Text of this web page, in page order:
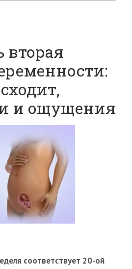
вторая
и ощущения
соответствует 20-ой